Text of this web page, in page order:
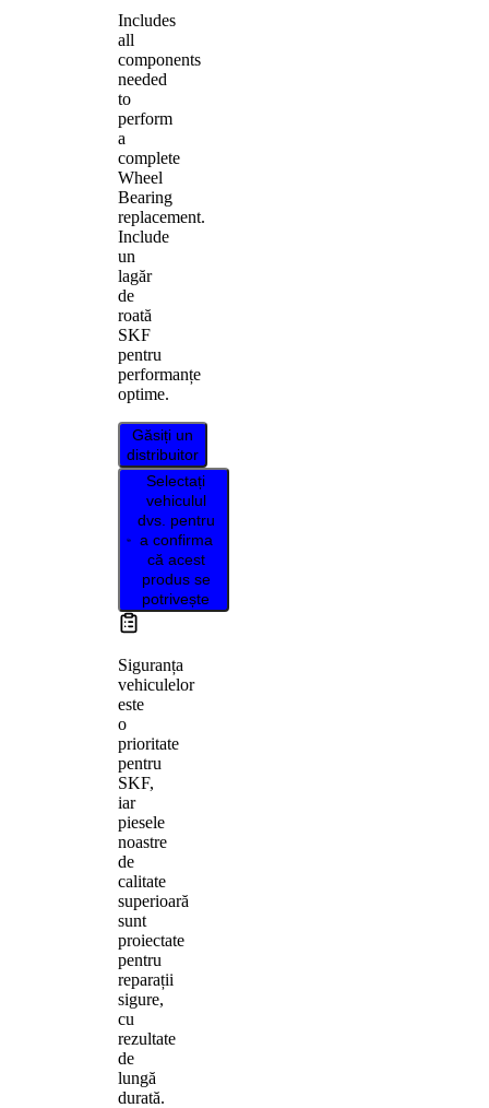
Includes
all
components
needed
to
perform
a
complete
Wheel
Bearing
replacement.
Include
un
lagăr
de
roată
SKF
pentru
performanțe
optime.
Găsiți un
distribuitor
Selectați
vehiculul
dvs. pentru
a confirma
că acest
produs se
potrivește
Siguranța
vehiculelor
este
o
prioritate
pentru
SKF,
iar
piesele
noastre
de
calitate
superioară
sunt
proiectate
pentru
reparații
sigure,
cu
rezultate
de
lungă
durată.